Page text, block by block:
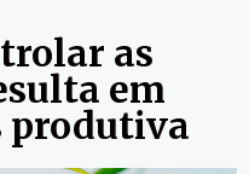
as
em
produtiva